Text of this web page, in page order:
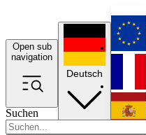
Open sub
navigation
Suchen
Deutsch